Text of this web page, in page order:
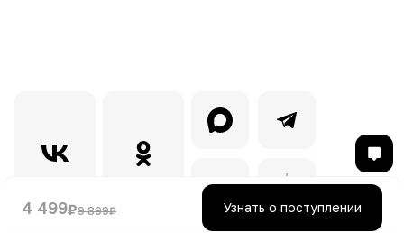
4 499₽9 899₽ Узнать о поступлении